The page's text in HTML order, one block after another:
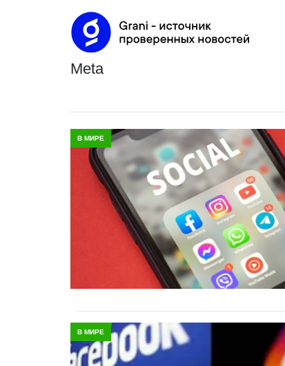
meta
В МИРЕ
В МИРЕ